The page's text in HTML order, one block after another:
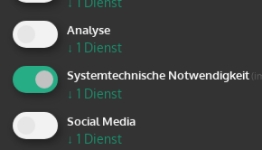
ein Bildungssystem gestärkt
demokratische Stabilität
Erwachsenenbildung versteht sich
für Austausch und Entwicklung.
Analyse
↓ 1 Dienst
Systemtechnische Notwendigkeit
↓ 1 Dienst
Social Media
↓ 1 Dienst